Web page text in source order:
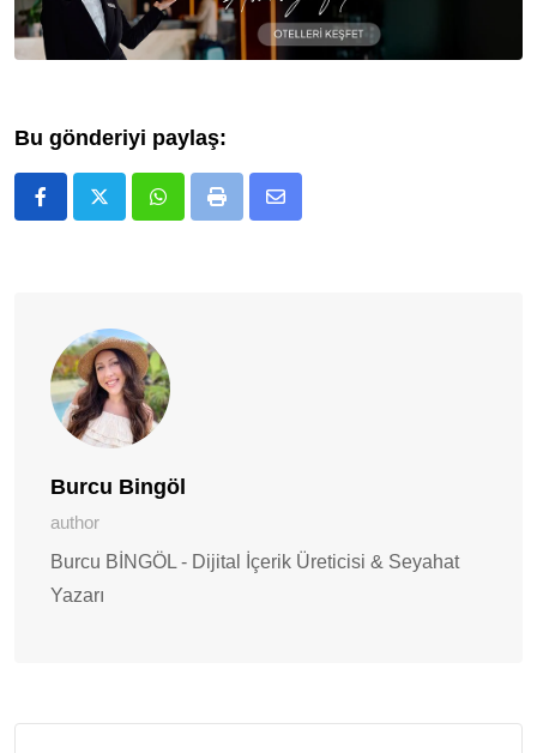
Bu gönderiyi paylaş:
Whatsapp
Print
E-
Burcu Bingöl
author
Burcu BİNGÖL - Dijital İçerik Üreticisi & Seyahat
Yazarı